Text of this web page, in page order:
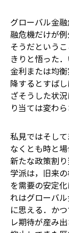
グローバル金
融危機だけが
そうだという
きりと悟った
金利または均
降するとすば
ざそうした状
り当ては変わら
私見では―――そし
なくとも時と
新たな政策割
学派は，旧来
を需要の安定
れはグローバ
に思える．か
レ期待が産み